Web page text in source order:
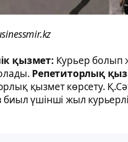
қызмет: Курьер болып
Репетиторлық
қызмет көрсету.
биыл үшінші жыл